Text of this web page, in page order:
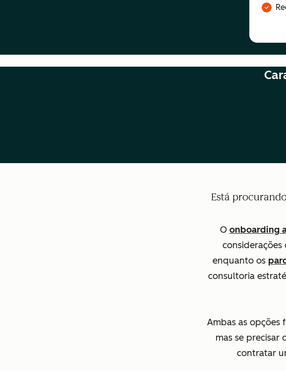
Está
O onboarding
considerações
enquanto os
consultoria
Ambas as opções
mas se precisar
contratar